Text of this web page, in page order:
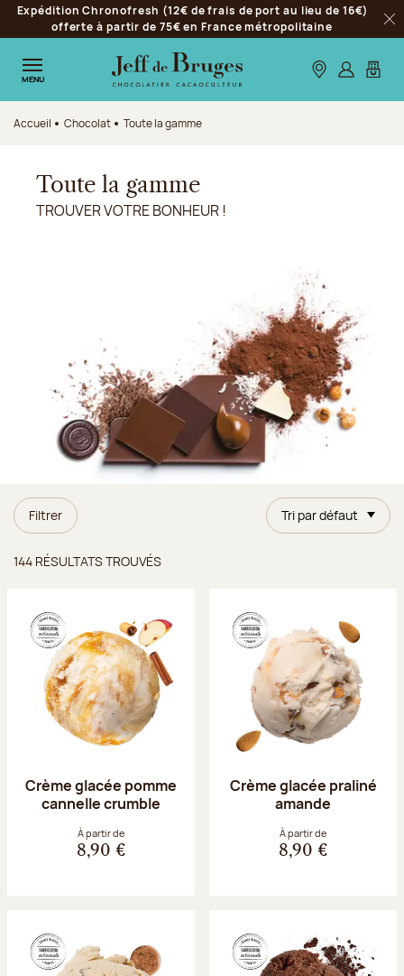
Aller à la navigation
Aller au contenu principal
Aller au pied de page
Expédition Chronofresh (12€ de frais de port au lieu de 16€)
offerte à partir de 75€ en France métropolitaine
MENU Nos boutiques
S’identifier
Mon
Accueil Chocolat Toute la gamme
Toute la gamme
TROUVER VOTRE BONHEUR !
Filtrer Tri par défaut
144 RÉSULTATS TROUVÉS
Crème glacée pomme
cannelle crumble
À partir de
8,90 €
Crème glacée praliné
amande
À partir de
8,90 €